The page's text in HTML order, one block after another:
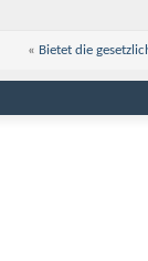
« Bietet die